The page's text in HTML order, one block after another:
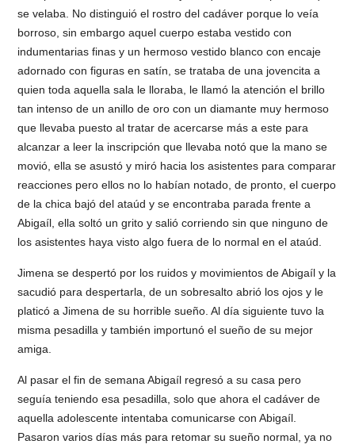
se velaba. No distinguió el rostro del cadáver porque lo veía
borroso, sin embargo aquel cuerpo estaba vestido con
indumentarias finas y un hermoso vestido blanco con encaje
adornado con figuras en satín, se trataba de una jovencita a
quien toda aquella sala le lloraba, le llamó la atención el brillo
tan intenso de un anillo de oro con un diamante muy hermoso
que llevaba puesto al tratar de acercarse más a este para
alcanzar a leer la inscripción que llevaba notó que la mano se
movió, ella se asustó y miró hacia los asistentes para comparar
reacciones pero ellos no lo habían notado, de pronto, el cuerpo
de la chica bajó del ataúd y se encontraba parada frente a
Abigaíl, ella soltó un grito y salió corriendo sin que ninguno de
los asistentes haya visto algo fuera de lo normal en el ataúd.
Jimena se despertó por los ruidos y movimientos de Abigaíl y la
sacudió para despertarla, de un sobresalto abrió los ojos y le
platicó a Jimena de su horrible sueño. Al día siguiente tuvo la
misma pesadilla y también importunó el sueño de su mejor
amiga.
Al pasar el fin de semana Abigaíl regresó a su casa pero
seguía teniendo esa pesadilla, solo que ahora el cadáver de
aquella adolescente intentaba comunicarse con Abigaíl.
Pasaron varios días más para retomar su sueño normal, ya no